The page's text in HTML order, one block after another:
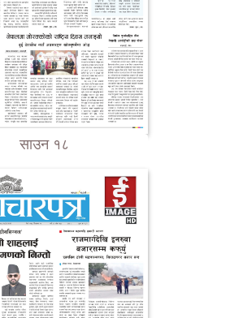
साउन १८